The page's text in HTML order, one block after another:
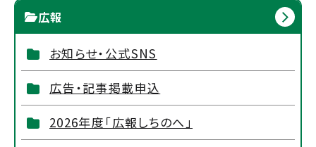
広報
お知らせ・公式SNS
広告・記事掲載申込
2026年度「広報しちのへ」